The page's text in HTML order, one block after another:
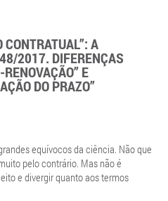
A
2017. DIFERENÇAS
E
DO PRAZO”
equívocos da ciência. Não que
pelo contrário. Mas não é
e divergir quanto aos termos